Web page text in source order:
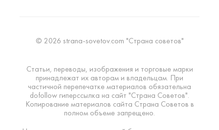
© 2026 strana-sovetov.com "Страна советов"
Статьи, переводы, изображения и торговые марки
принадлежат их авторам и владельцам. При
частичной перепечатке материалов обязательна
dofollow гиперссылка на сайт "Страна Советов".
Копирование материалов сайта Страна Советов в
полном объеме запрещено.